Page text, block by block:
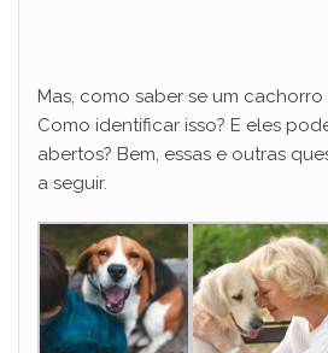
Mas, como saber se um cachorro
Como identificar isso? E eles
abertos? Bem, essas e outras
a seguir.